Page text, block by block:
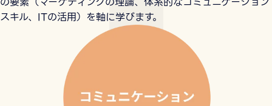
スキル、ITの活用）を軸に学びます。